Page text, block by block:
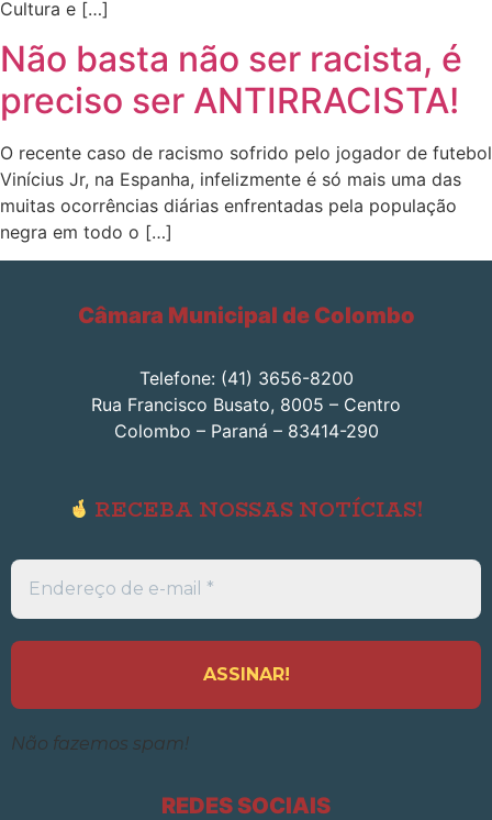
Cultura e […]
Não basta não ser racista, é
preciso ser ANTIRRACISTA!
O recente caso de racismo sofrido pelo jogador de futebol
Vinícius Jr, na Espanha, infelizmente é só mais uma das
muitas ocorrências diárias enfrentadas pela população
negra em todo o […]
Câmara Municipal de Colombo
Telefone: (41) 3656-8200
Rua Francisco Busato, 8005 – Centro
Colombo – Paraná – 83414-290
RECEBA NOSSAS NOTÍCIAS!
Endereço
de
e-
*
Não fazemos spam!
REDES SOCIAIS